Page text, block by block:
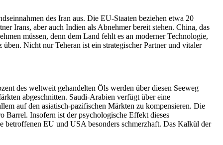
des Iran aus. Die EU-Staaten beziehen etwa 20
Irans, aber auch Indien als Abnehmer bereit stehen. China, das
müssen, denn dem Land fehlt es an moderner Technologie,
Nicht nur Teheran ist ein strategischer Partner und vitaler
des weltweit gehandelten Öls werden über diesen Seeweg
abgeschnitten. Saudi-Arabien verfügt über eine
auf den asiatisch-pazifischen Märkten zu kompensieren. Die
Barrel. Insofern ist der psychologische Effekt dieses
betroffenen EU und USA besonders schmerzhaft. Das Kalkül der